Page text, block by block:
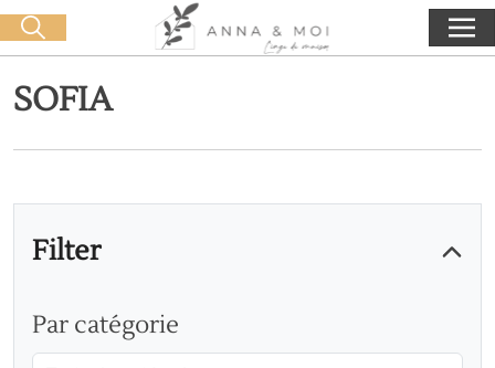
Kostenlose Lieferung ab 60€ Einkauf 0,00€
SOFIA
Filter
Par catégorie